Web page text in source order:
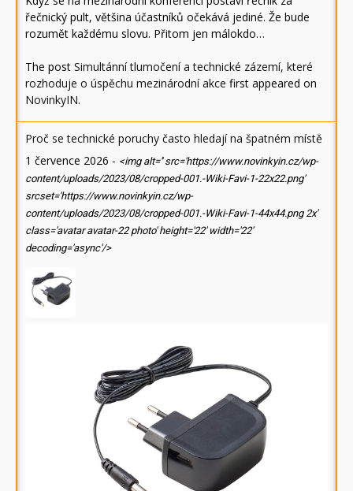
řečnický pult, většina účastníků očekává jediné. Že bude
rozumět každému slovu. Přitom jen málokdo…
The post Simultánní tlumočení a technické zázemí, které
rozhoduje o úspěchu mezinárodní akce first appeared on
NovinkyIN.
Proč se technické poruchy často hledají na špatném místě
1 července 2026 - <img alt='' src='https://www.novinkyin.cz/wp-
content/uploads/2023/08/cropped-001.-Wiki-Favi-1-22x22.png'
srcset='https://www.novinkyin.cz/wp-
content/uploads/2023/08/cropped-001.-Wiki-Favi-1-44x44.png 2x'
class='avatar avatar-22 photo' height='22' width='22'
decoding='async'/>